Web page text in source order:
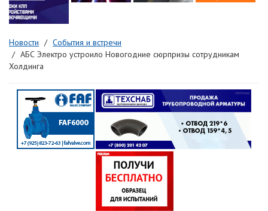
Новости
События и встречи
АБС Электро устроило Новогодние сюрпризы сотрудникам
Холдинга